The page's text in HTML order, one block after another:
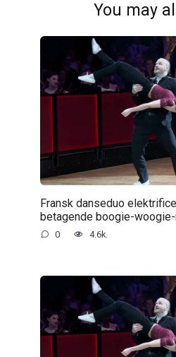
You may
Fransk danseduo
betagende boogie-
0 4.6k.